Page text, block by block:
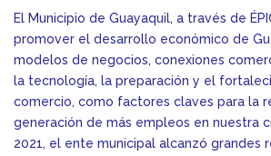
El Municipio de Guayaquil, a través de
promover el desarrollo económico de
modelos de negocios, conexiones
la tecnología, la preparación y el
comercio, como factores claves para la
generación de más empleos en nuestra
2021, el ente municipal alcanzó grandes